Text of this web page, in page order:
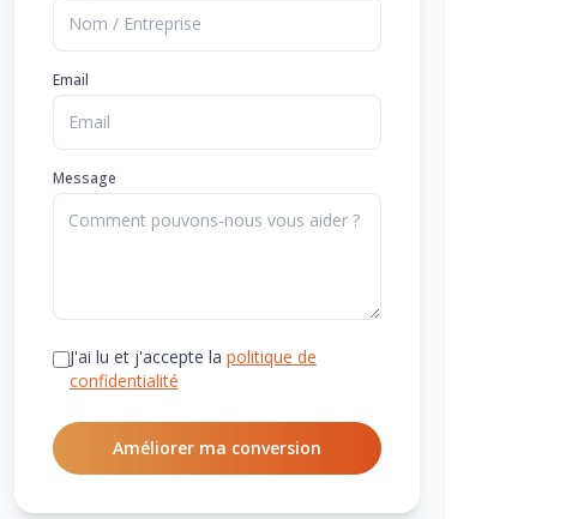
Email
Message
J'ai lu et j'accepte la politique de
confidentialité
Améliorer ma conversion